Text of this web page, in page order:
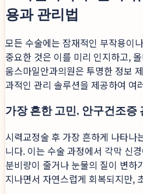
용과 관리법
모든 수술에는 잠재적인 부작용이
중요한 것은 이를 미리 인지하고,
움스마일안과의원은 투명한 정보
과적인 관리 솔루션을 제공하여 여
가장 흔한 고민, 안구건조증
시력교정술 후 가장 흔하게 나타나
니다. 이는 수술 과정에서 각막 신
분비량이 줄거나 눈물의 질이 변하
지나면서 자연스럽게 회복되지만,